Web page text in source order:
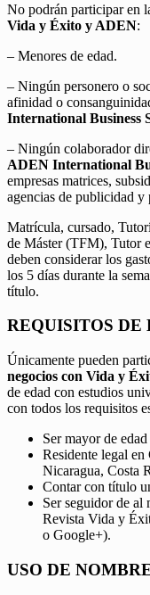
No podrán participar en
Vida y Éxito y ADEN:
– Menores de edad.
– Ningún personero o
afinidad o
International Business
– Ningún colaborador
ADEN International
empresas matrices,
agencias de publicidad y
Matrícula, cursado,
de Máster (TFM), Tutor
deben considerar los
los 5 días durante la
título.
REQUISITOS DE
Únicamente pueden
negocios con Vida y
de edad con estudios
con todos los requisitos
Ser mayor de edad
Residente legal
Nicaragua, Costa
Contar con título
Ser seguidor de al
Revista Vida y
o Google+).
USO DE